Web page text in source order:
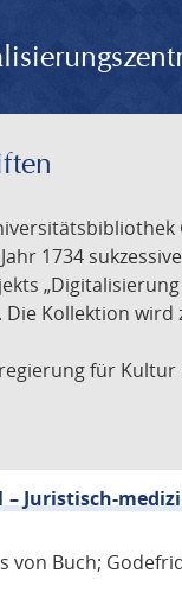
1734
Kollektion
für
– Juristisch-
von Buch;